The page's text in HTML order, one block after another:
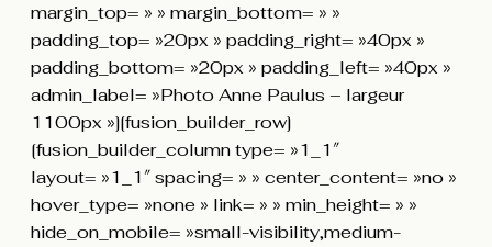
margin_top= » » margin_bottom= » »
padding_top= »20px » padding_right= »40px »
padding_bottom= »20px » padding_left= »40px »
admin_label= »Photo Anne Paulus – largeur
1100px »][fusion_builder_row]
[fusion_builder_column type= »1_1″
layout= »1_1″ spacing= » » center_content= »no »
hover_type= »none » link= » » min_height= » »
hide_on_mobile= »small-visibility,medium-